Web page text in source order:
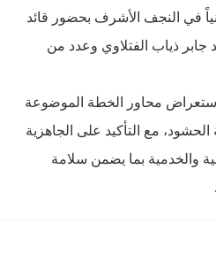
في النجف الأشرف بحضور قائد
ذياب الفتلاوي وعدد من
محاور الخطة الموضوعة
مع التأكيد على الجاهزية
والخدمية بما يضمن سلامة